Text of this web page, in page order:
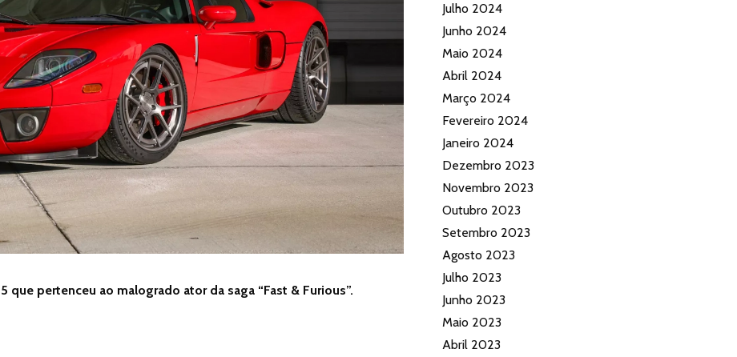
que pertenceu ao malogrado ator da saga “Fast & Furious”.
Julho 2024
Junho 2024
Maio 2024
Abril 2024
Março 2024
Fevereiro 2024
Janeiro 2024
Dezembro 2023
Novembro 2023
Outubro 2023
Setembro 2023
Agosto 2023
Julho 2023
Junho 2023
Maio 2023
Abril 2023